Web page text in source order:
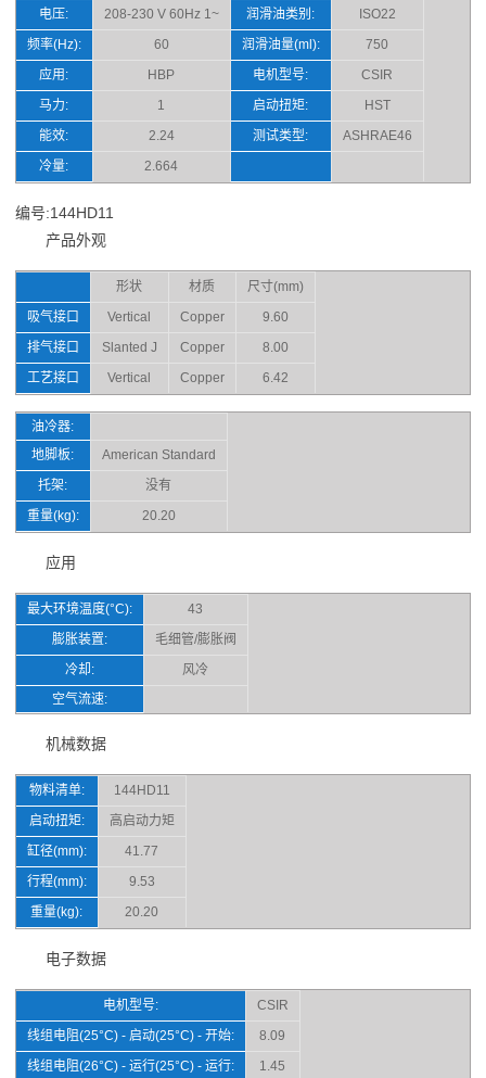
电压:
208-230 V 60Hz 1~ 润滑油类别:
ISO22
频率(Hz):
60 润滑油量(ml):
750
应用:
HBP 电机型号:
CSIR
马力:
1 启动扭矩:
HST
能效:
2.24 测试类型:
ASHRAE46
冷量:
2.664
编号:144HD11
产品外观
形状 材质
尺寸(mm)
吸气接口
Vertical Copper
9.60
排气接口
Slanted J Copper
8.00
工艺接口
Vertical Copper 6.42
油冷器:
地脚板:
American Standard
托架:
没有
重量(kg):
20.20
应用
最大环境温度(°C):
43
膨胀装置:
毛细管/膨胀阀
冷却:
风冷
空气流速:
机械数据
物料清单:
144HD11
启动扭矩:
高启动力矩
缸径(mm):
41.77
行程(mm):
9.53
重量(kg):
20.20
电子数据
电机型号:
CSIR
线组电阻(25°C) - 启动(25°C) - 开始:
8.09
线组电阻(26°C) - 运行(25°C) - 运行:
1.45